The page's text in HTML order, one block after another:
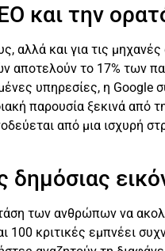
και την
αλλά και για τις
αποτελούν το 17% των
υπηρεσίες, η Google
παρουσία ξεκινά από
από μια ισχυρή
των ανθρώπων να
100 κριτικές εμπνέει